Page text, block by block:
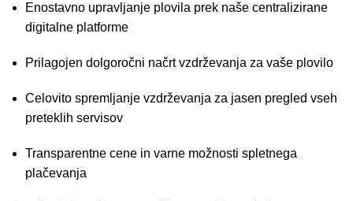
Enostavno upravljanje plovila prek naše centralizirane
digitalne platforme
Prilagojen dolgoročni načrt vzdrževanja za vaše plovilo
Celovito spremljanje vzdrževanja za jasen pregled vseh
preteklih servisov
Transparentne cene in varne možnosti spletnega
plačevanja